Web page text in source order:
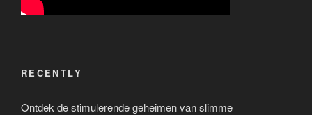
RECENTLY
Ontdek de stimulerende geheimen van slimme